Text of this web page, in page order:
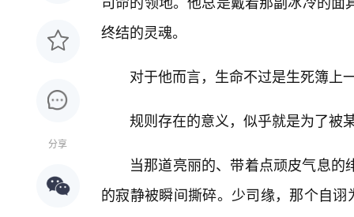
分享
终结的灵魂。
对于他而言，生命不过是生死簿上
规则存在的意义，似乎就是为了被
当那道亮丽的、带着点顽皮气息
的寂静被瞬间撕碎。少司缘，那个自